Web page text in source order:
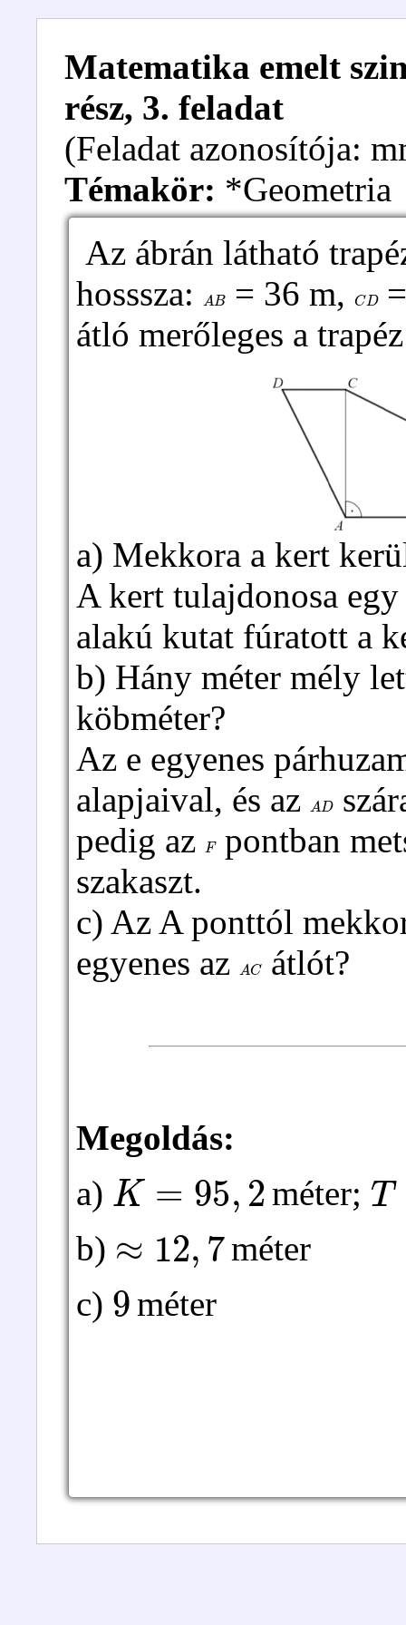
Matematika emelt
rész, 3. feladat
(Feladat azonosítója:
Témakör: *Geometria
Az ábrán látható
hosssza:
A B = 36 m,CD=
átló merőleges a
a) Mekkora a kert
A kert tulajdonosa
alakú kutat fúratott a
b) Hány méter mély
köbméter?
Az e egyenes
alapjaival, és az
A D
pedig az
Fpontban
szakaszt.
c) Az A ponttól
egyenes az
A C átlót?
Megoldás:
a) K= 95,2 méter; T
b) 12 ,7
méter
c) 9 méter